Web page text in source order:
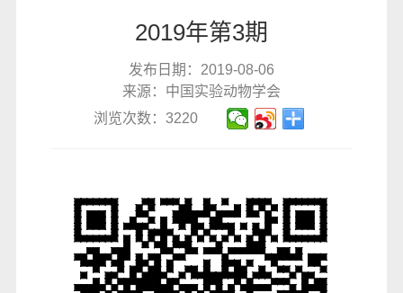
2019年第3期
发布日期：2019-08-06
来源：中国实验动物学会
浏览次数：3220